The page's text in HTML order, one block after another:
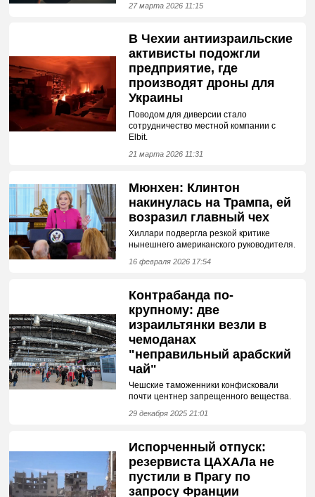
27 марта 2026 11:15
В Чехии антиизраильские
активисты подожгли
предприятие, где
производят дроны для
Украины
Поводом для диверсии стало
сотрудничество местной компании с
Elbit.
21 марта 2026 11:31
Мюнхен: Клинтон
накинулась на Трампа, ей
возразил главный чех
Хиллари подвергла резкой критике
нынешнего американского руководителя.
16 февраля 2026 17:54
Контрабанда по-
крупному: две
израильтянки везли в
чемоданах
"неправильный арабский
чай"
Чешские таможенники конфисковали
почти центнер запрещенного вещества.
29 декабря 2025 21:01
Испорченный отпуск:
резервиста ЦАХАЛа не
пустили в Прагу по
запросу Франции